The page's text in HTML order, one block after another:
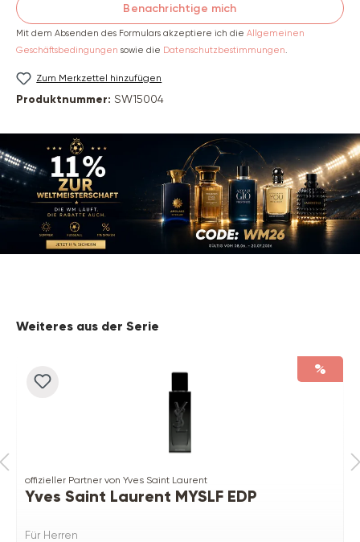
Benachrichtige mich
Mit dem Absenden des Formulars akzeptiere ich die Allgemeinen
Geschäftsbedingungen sowie die Datenschutzbestimmungen.
Zum Merkzettel hinzufügen
Produktnummer: SW15004
Produktgalerie überspringen
Weiteres aus der Serie
%
offizieller Partner von Yves Saint Laurent
Yves Saint Laurent MYSLF EDP
Für Herren